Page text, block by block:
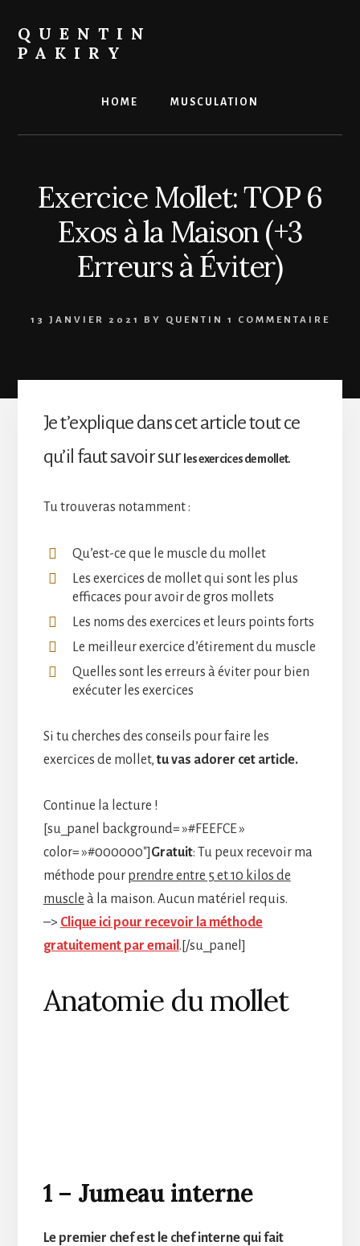
content
QUENTIN
PAKIRY
masse
hommes
ectomorphes
HOME MUSCULATION
Exercice Mollet: TOP 6
Exos à la Maison (+3
Erreurs à Éviter)
13 JANVIER 2021 BY QUENTIN 1 COMMENTAIRE
Je t’explique dans cet article tout ce
qu’il faut savoir sur les exercices de mollet.
Tu trouveras notamment :
Qu’est-ce que le muscle du mollet
Les exercices de mollet qui sont les plus
efficaces pour avoir de gros mollets
Les noms des exercices et leurs points forts
Le meilleur exercice d’étirement du muscle
Quelles sont les erreurs à éviter pour bien
exécuter les exercices
Si tu cherches des conseils pour faire les
exercices de mollet, tu vas adorer cet article.
Continue la lecture !
[su_panel background= »#FEEFCE »
color= »#000000″] Gratuit: Tu peux recevoir ma
méthode pour prendre entre 5 et 10 kilos de
muscle à la maison. Aucun matériel requis.
–> Clique ici pour recevoir la méthode
gratuitement par email .[/su_panel]
Anatomie du mollet
1 – Jumeau interne
Le premier chef est le chef interne qui fait